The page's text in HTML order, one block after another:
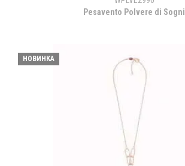
Pesavento Polvere di Sogni
НОВИНКА